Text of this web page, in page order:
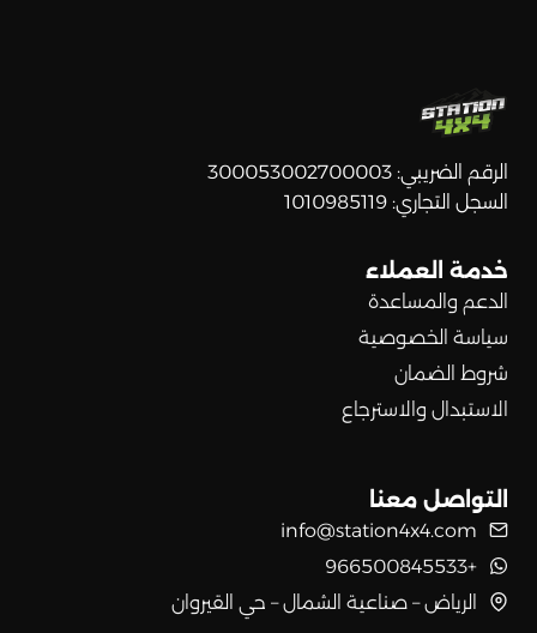
الرقم الضريبي: 300053002700003
السجل التجاري: 1010985119
خدمة العملاء
الدعم والمساعدة
سياسة الخصوصية
شروط الضمان
الاستبدال والاسترجاع
التواصل معنا
info@station4x4.com
+966500845533
الرياض – صناعية الشمال – حي القيروان